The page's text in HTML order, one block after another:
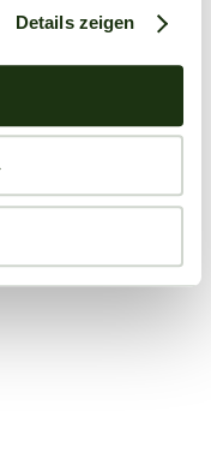
Details zeigen